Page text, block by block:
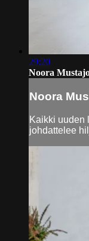
29:20
Noora
Noora
Kaikki uuden
johdattelee